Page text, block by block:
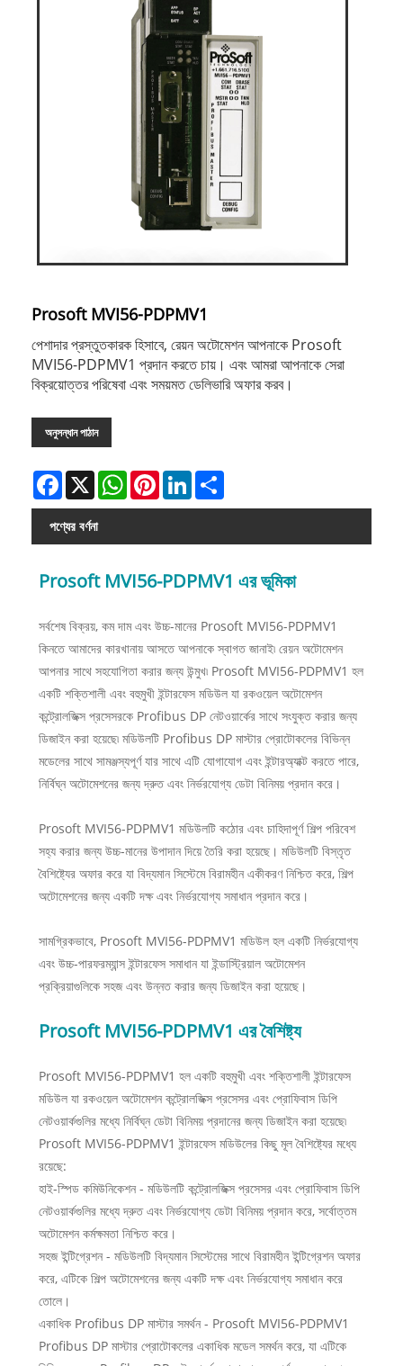
Prosoft MVI56-PDPMV1
পেশাদার প্রস্তুতকারক হিসাবে, রেয়ন অটোমেশন আপনাকে Prosoft
MVI56-PDPMV1 প্রদান করতে চায়। এবং আমরা আপনাকে সেরা
বিক্রয়োত্তর পরিষেবা এবং সময়মত ডেলিভারি অফার করব।
অনুসন্ধান পাঠান
Facebook
X WhatsAppPinterestLinkedIn
পণ্যের বর্ণনা
Prosoft MVI56-PDPMV1 এর ভূমিকা
সর্বশেষ বিক্রয়, কম দাম এবং উচ্চ-মানের Prosoft MVI56-PDPMV1
কিনতে আমাদের কারখানায় আসতে আপনাকে স্বাগত জানাই৷ রেয়ন অটোমেশন
আপনার সাথে সহযোগিতা করার জন্য উন্মুখ৷ Prosoft MVI56-PDPMV1 হল
একটি শক্তিশালী এবং বহুমুখী ইন্টারফেস মডিউল যা রকওয়েল অটোমেশন
কন্ট্রোলজিক্স প্রসেসরকে Profibus DP নেটওয়ার্কের সাথে সংযুক্ত করার জন্য
ডিজাইন করা হয়েছে৷ মডিউলটি Profibus DP মাস্টার প্রোটোকলের বিভিন্ন
মডেলের সাথে সামঞ্জস্যপূর্ণ যার সাথে এটি যোগাযোগ এবং ইন্টারঅ্যাক্ট করতে পারে,
নির্বিঘ্ন অটোমেশনের জন্য দ্রুত এবং নির্ভরযোগ্য ডেটা বিনিময় প্রদান করে।
Prosoft MVI56-PDPMV1 মডিউলটি কঠোর এবং চাহিদাপূর্ণ শিল্প পরিবেশ
সহ্য করার জন্য উচ্চ-মানের উপাদান দিয়ে তৈরি করা হয়েছে। মডিউলটি বিস্তৃত
বৈশিষ্ট্যের অফার করে যা বিদ্যমান সিস্টেমে বিরামহীন একীকরণ নিশ্চিত করে, শিল্প
অটোমেশনের জন্য একটি দক্ষ এবং নির্ভরযোগ্য সমাধান প্রদান করে।
সামগ্রিকভাবে, Prosoft MVI56-PDPMV1 মডিউল হল একটি নির্ভরযোগ্য
এবং উচ্চ-পারফরম্যান্স ইন্টারফেস সমাধান যা ইন্ডাস্ট্রিয়াল অটোমেশন
প্রক্রিয়াগুলিকে সহজ এবং উন্নত করার জন্য ডিজাইন করা হয়েছে।
Prosoft MVI56-PDPMV1 এর বৈশিষ্ট্য
Prosoft MVI56-PDPMV1 হল একটি বহুমুখী এবং শক্তিশালী ইন্টারফেস
মডিউল যা রকওয়েল অটোমেশন কন্ট্রোলজিক্স প্রসেসর এবং প্রোফিবাস ডিপি
নেটওয়ার্কগুলির মধ্যে নির্বিঘ্ন ডেটা বিনিময় প্রদানের জন্য ডিজাইন করা হয়েছে৷
Prosoft MVI56-PDPMV1 ইন্টারফেস মডিউলের কিছু মূল বৈশিষ্ট্যের মধ্যে
রয়েছে:
হাই-স্পিড কমিউনিকেশন - মডিউলটি কন্ট্রোলজিক্স প্রসেসর এবং প্রোফিবাস ডিপি
নেটওয়ার্কগুলির মধ্যে দ্রুত এবং নির্ভরযোগ্য ডেটা বিনিময় প্রদান করে, সর্বোত্তম
অটোমেশন কর্মক্ষমতা নিশ্চিত করে।
সহজ ইন্টিগ্রেশন - মডিউলটি বিদ্যমান সিস্টেমের সাথে বিরামহীন ইন্টিগ্রেশন অফার
করে, এটিকে শিল্প অটোমেশনের জন্য একটি দক্ষ এবং নির্ভরযোগ্য সমাধান করে
তোলে।
একাধিক Profibus DP মাস্টার সমর্থন - Prosoft MVI56-PDPMV1
Profibus DP মাস্টার প্রোটোকলের একাধিক মডেল সমর্থন করে, যা এটিকে